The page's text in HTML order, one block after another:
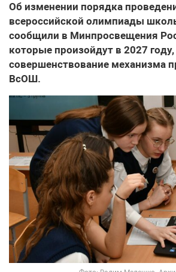
Об изменении порядка
всероссийской олимпиады
сообщили в Минпросвещения
которые произойдут в 2027
совершенствование механизма
ВсОШ.